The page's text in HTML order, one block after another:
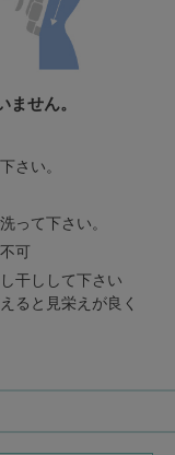
せん。
さい。
って下さい。
可
干しして下さい
ると見栄えが良く